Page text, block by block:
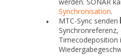
Synchronisation.
MTC-Sync senden
Timecodeposition